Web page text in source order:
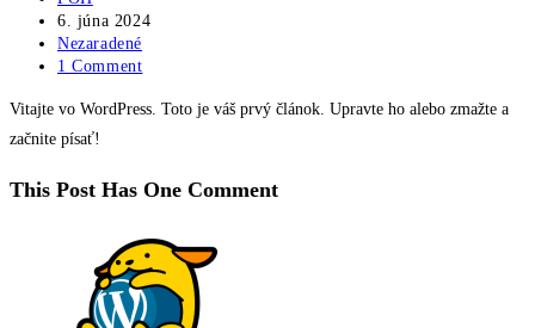
author:
Post
published:
6. júna 2024
Post
category:
Nezaradené
Post
1 Comment
Vitajte vo WordPress. Toto je váš prvý článok. Upravte ho alebo zmažte a
začnite písať!
This Post Has One Comment